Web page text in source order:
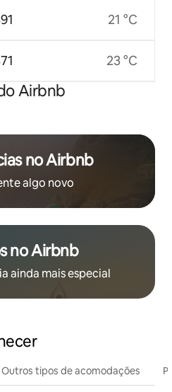
21 °C
23 °C
Airbnb
no Airbnb
algo novo
no Airbnb
ainda mais especial
Outros tipos de acomodações